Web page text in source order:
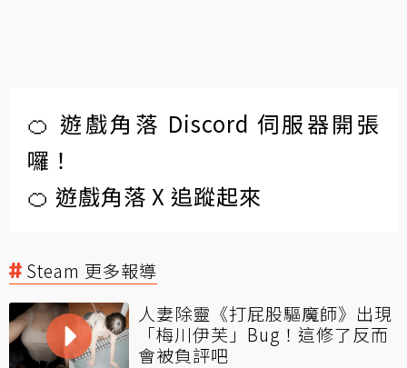
🍊 遊戲角落 Discord 伺服器開張
囉！
🍊 遊戲角落 X 追蹤起來
Steam 更多報導
人妻除靈《打屁股驅魔師》出現
「梅川伊芙」Bug！這修了反而
會被負評吧